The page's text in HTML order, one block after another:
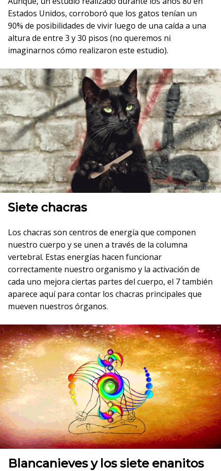
Estados Unidos, corroboró que los gatos tenían un
90% de posibilidades de vivir luego de una caída a una
altura de entre 3 y 30 pisos (no queremos ni
imaginarnos cómo realizaron este estudio).
Siete chacras
Los chacras son centros de energía que componen
nuestro cuerpo y se unen a través de la columna
vertebral. Estas energías hacen funcionar
correctamente nuestro organismo y la activación de
cada uno mejora ciertas partes del cuerpo, el 7 también
aparece aquí para contar los chacras principales que
mueven nuestros órganos.
Blancanieves y los siete enanitos